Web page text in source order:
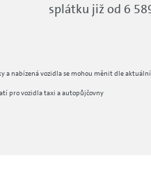
splátku již od 6
a nabízená vozidla se mohou měnit dle
pro vozidla taxi a autopůjčovny